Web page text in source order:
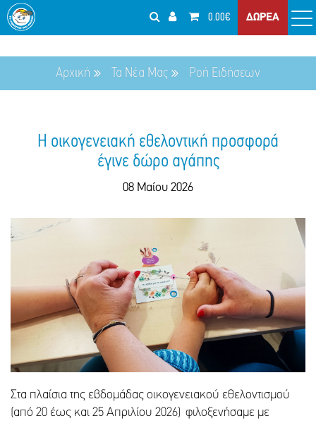
0.00€ ΔΩΡΕΑ
Αρχική Τα Νέα Μας Ροή Ειδήσεων
Η οικογενειακή εθελοντική προσφορά
έγινε δώρο αγάπης
08 Μαίου 2026
Στα πλαίσια της εβδομάδας οικογενειακού εθελοντισμού
(από 20 έως και 25 Απριλίου 2026) φιλοξενήσαμε με